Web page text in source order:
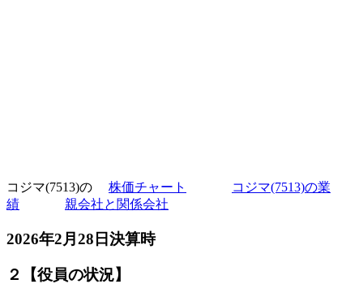
コジマ(7513)の 株価チャート
コジマ(7513)の業
績
親会社と関係会社
2026年2月28日決算時
２【役員の状況】